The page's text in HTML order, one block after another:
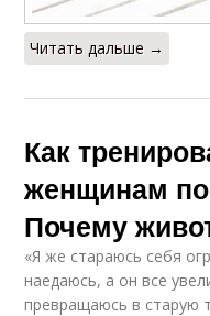
Читать дальше →
Как
женщинам
Почему
«Я же стараюсь себя
наедаюсь, а он все
превращаюсь в старую